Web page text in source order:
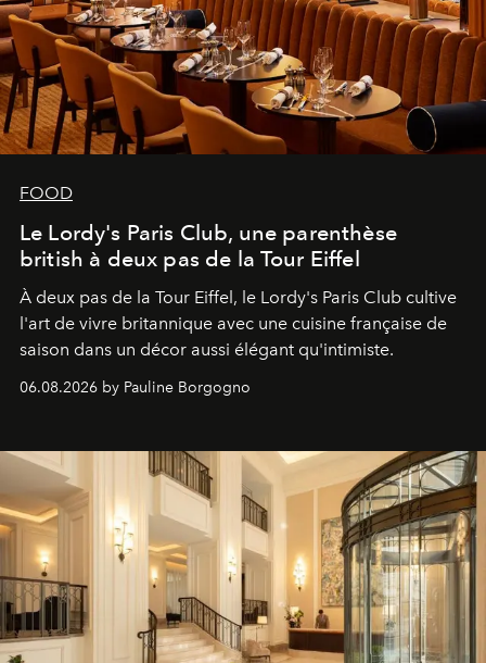
FOOD
Le Lordy's Paris Club, une parenthèse
british à deux pas de la Tour Eiffel
À deux pas de la Tour Eiffel, le Lordy's Paris Club cultive
l'art de vivre britannique avec une cuisine française de
saison dans un décor aussi élégant qu'intimiste.
06.08.2026 by Pauline Borgogno